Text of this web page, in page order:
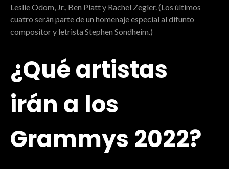
Leslie Odom, Jr., Ben Platt y Rachel Zegler. (Los últimos
cuatro serán parte de un homenaje especial al difunto
compositor y letrista Stephen Sondheim.)
¿Qué artistas
irán a los
Grammys 2022?